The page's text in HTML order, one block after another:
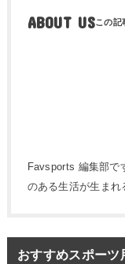
ABOUT US
Favsports 編集部で
のある生活が生まれ
おすすめスポーツ